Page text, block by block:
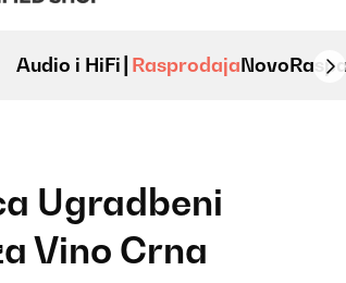
Audio i HiFi RasprodajaNovo
Ugradbeni
Vino Crna